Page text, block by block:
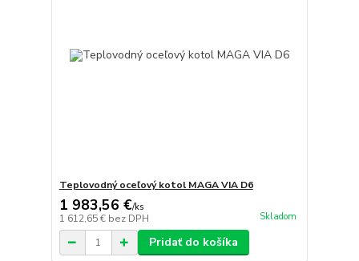
Teplovodný oceľový kotol MAGA VIA D6
1 983,56 €/ks
1 612,65 € bez DPH Skladom
Pridať do košíka